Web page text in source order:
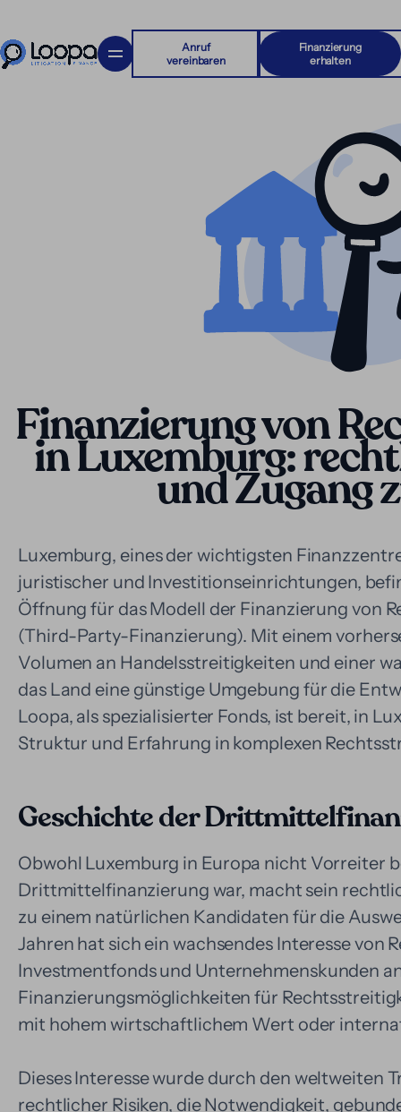
Anruf
vereinbaren
Finanzierung
erhalten
Finanzierung von
in Luxemburg:
und Zugang
Luxemburg, eines der wichtigsten
juristischer und Investitionseinrichtungen,
Öffnung für das Modell der Finanzierung von
(Third-Party-Finanzierung). Mit einem
Volumen an Handelsstreitigkeiten und einer
das Land eine günstige Umgebung für die
Loopa, als spezialisierter Fonds, ist bereit, in
Struktur und Erfahrung in komplexen
Geschichte der
Obwohl Luxemburg in Europa nicht Vorreiter
Drittmittelfinanzierung war, macht sein
zu einem natürlichen Kandidaten für die
Jahren hat sich ein wachsendes Interesse von
Investmentfonds und Unternehmenskunden
Finanzierungsmöglichkeiten für
mit hohem wirtschaftlichem Wert oder
Dieses Interesse wurde durch den weltweiten
rechtlicher Risiken, die Notwendigkeit,